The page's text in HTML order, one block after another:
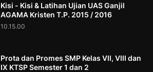
Kisi - Kisi & Latihan Ujian UAS Ganjil
AGAMA Kristen T.P. 2015 / 2016
10.15.00
Prota dan Promes SMP Kelas VII, VIII dan
IX KTSP Semester 1 dan 2